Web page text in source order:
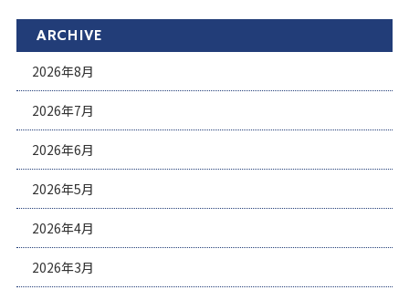
ARCHIVE
2026年8月
2026年7月
2026年6月
2026年5月
2026年4月
2026年3月